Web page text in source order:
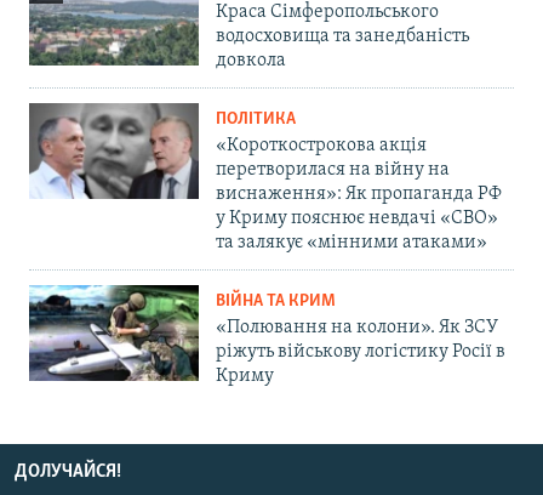
Краса Сімферопольського
водосховища та занедбаність
довкола
ПОЛІТИКА
«Короткострокова акція
перетворилася на війну на
виснаження»: Як пропаганда РФ
у Криму пояснює невдачі «СВО»
та залякує «мінними атаками»
ВІЙНА ТА КРИМ
«Полювання на колони». Як ЗСУ
ріжуть військову логістику Росії в
Криму
ДОЛУЧАЙСЯ!